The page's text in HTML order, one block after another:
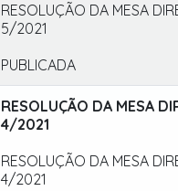
RESOLUÇÃO DA MESA
5/2021
PUBLICADA
RESOLUÇÃO DA MESA
4/2021
RESOLUÇÃO DA MESA
4/2021